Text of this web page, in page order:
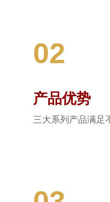
02
产品优势
三大系列产品满足